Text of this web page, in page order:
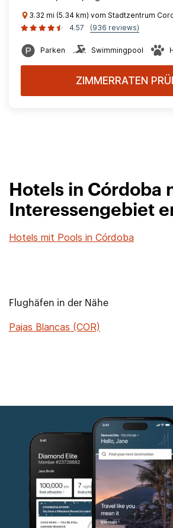
3.32 mi (5.34 km) vom Stadtzentrum
4.57
(936 reviews)
Parken Swimmingpool
ZIMMERRATEN
Hotels in Córdoba
Interessengebiet
Hotels mit Pools in Córdoba
Flughäfen in der Nähe
Pajas Blancas (COR)